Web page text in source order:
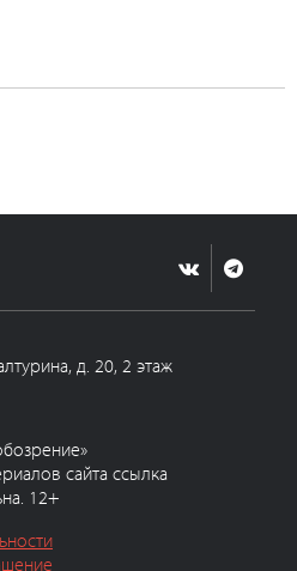
д. 20, 2 этаж
сайта ссылка
12+